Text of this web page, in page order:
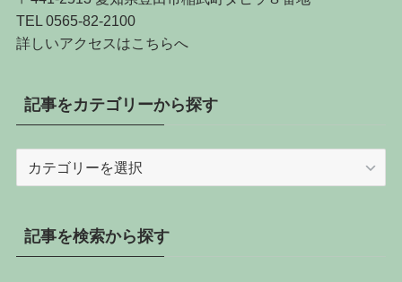
TEL 0565-82-2100
詳しいアクセスはこちらへ
記事をカテゴリーから探す
カ
テ
記事を検索から探す